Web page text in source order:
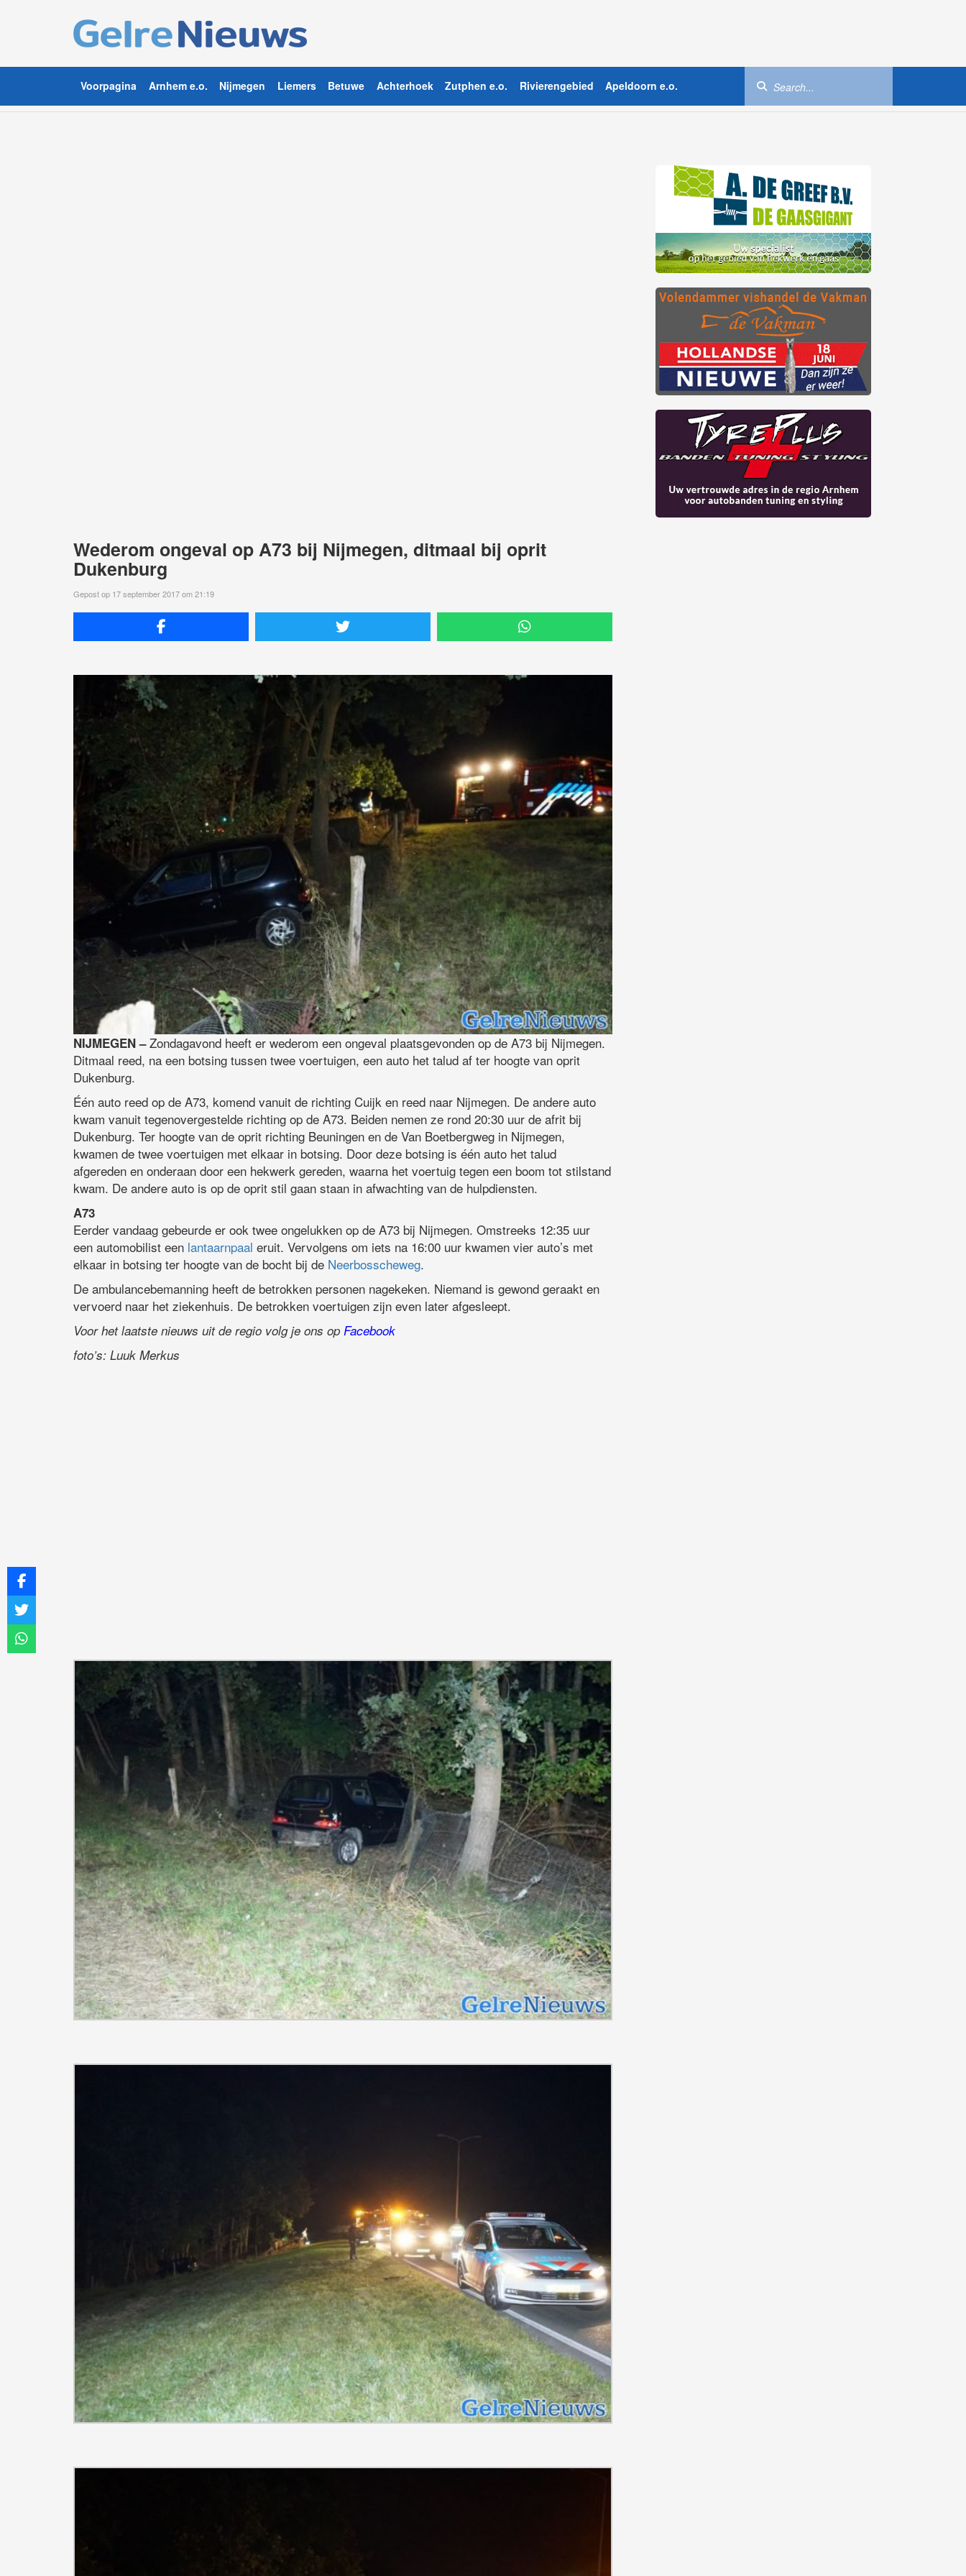
Voorpagina Arnhem e.o. Nijmegen Liemers Betuwe Achterhoek Zutphen e.o. Rivierengebied Apeldoorn e.o.
Wederom ongeval op A73 bij Nijmegen, ditmaal bij oprit
Dukenburg
Gepost op 17 september 2017 om 21:19
NIJMEGEN –Zondagavond heeft er wederom een ongeval plaatsgevonden op de A73 bij Nijmegen.
Ditmaal reed, na een botsing tussen twee voertuigen, een auto het talud af ter hoogte van oprit
Dukenburg.
Één auto reed op de A73, komend vanuit de richting Cuijk en reed naar Nijmegen. De andere auto
kwam vanuit tegenovergestelde richting op de A73. Beiden nemen ze rond 20:30 uur de afrit bij
Dukenburg. Ter hoogte van de oprit richting Beuningen en de Van Boetbergweg in Nijmegen,
kwamen de twee voertuigen met elkaar in botsing. Door deze botsing is één auto het talud
afgereden en onderaan door een hekwerk gereden, waarna het voertuig tegen een boom tot stilstand
kwam. De andere auto is op de oprit stil gaan staan in afwachting van de hulpdiensten.
A73
Eerder vandaag gebeurde er ook twee ongelukken op de A73 bij Nijmegen. Omstreeks 12:35 uur
een automobilist een lantaarnpaal eruit. Vervolgens om iets na 16:00 uur kwamen vier auto’s met
elkaar in botsing ter hoogte van de bocht bij de Neerbosscheweg.
De ambulancebemanning heeft de betrokken personen nagekeken. Niemand is gewond geraakt en
vervoerd naar het ziekenhuis. De betrokken voertuigen zijn even later afgesleept.
Voor het laatste nieuws uit de regio volg je ons op Facebook
foto’s: Luuk Merkus